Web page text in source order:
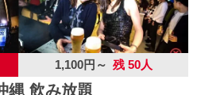
1,100円～ 残 50人
縄 飲み放題